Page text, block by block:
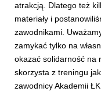
atrakcją. Dlatego też
materiały i
zawodnikami.
zamykać tylko na
okazać solidarność na
skorzysta z treningu
zawodnicy Akademii